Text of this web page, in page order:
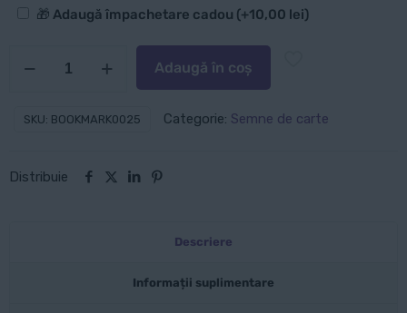
Opțiuni
🎁 Adaugă împachetare cadou (+10,00 lei)
la
Adaugă în coș
SKU: BOOKMARK0025 Categorie: Semne de carte
Distribuie
Descriere
Informații suplimentare